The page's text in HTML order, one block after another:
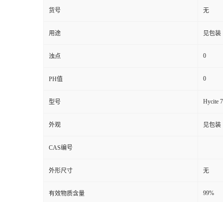
货号 无
用途 见包装
浊点 0
PH值 0
型号 Hycite
外观 见包装
CAS编号
外形尺寸 无
有效物质含量 99%